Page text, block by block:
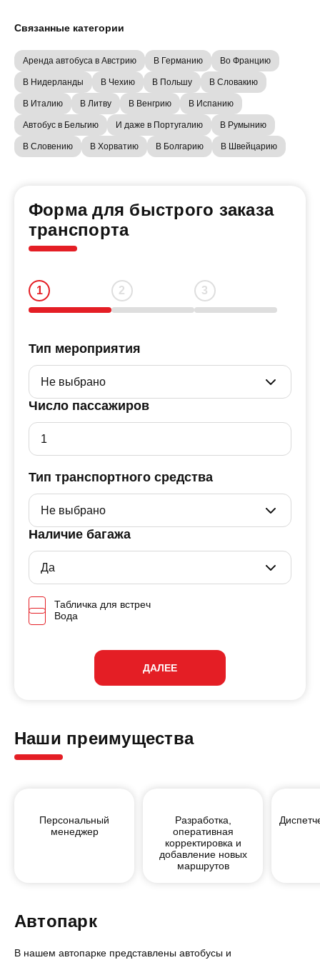
Связанные категории
Аренда автобуса в Австрию В Германию Во Францию
В Нидерланды В Чехию В Польшу В Словакию
В Италию В Литву В Венгрию В Испанию
Автобус в Бельгию И даже в Португалию В Румынию
В Словению В Хорватию В Болгарию В Швейцарию
Форма для быстрого заказа
транспорта
Тип мероприятия
Число пассажиров
Тип транспортного средства
Наличие багажа
Табличка для встреч
Вода
ДАЛЕЕ
Наши преимущества
Персональный
менеджер
Разработка,
оперативная
корректировка и
добавление новых
маршрутов
Автопарк
В нашем автопарке представлены автобусы и